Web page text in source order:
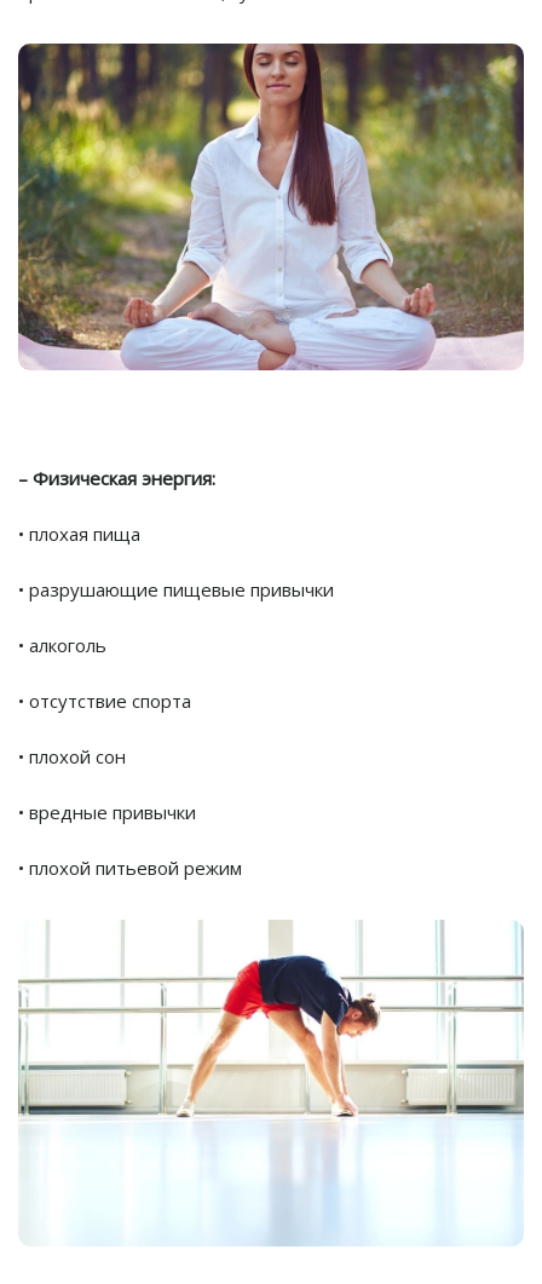
– Физическая энергия:
• плохая пища
• разрушающие пищевые привычки
• алкоголь
• отсутствие спорта
• плохой сон
• вредные привычки
• плохой питьевой режим